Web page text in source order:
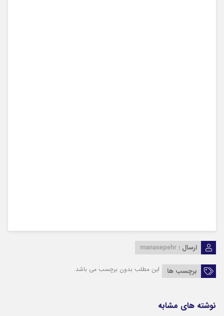
ارسال : manasepehr
برچسب ها این مطلب بدون برچسب می باشد.
نوشته های مشابه